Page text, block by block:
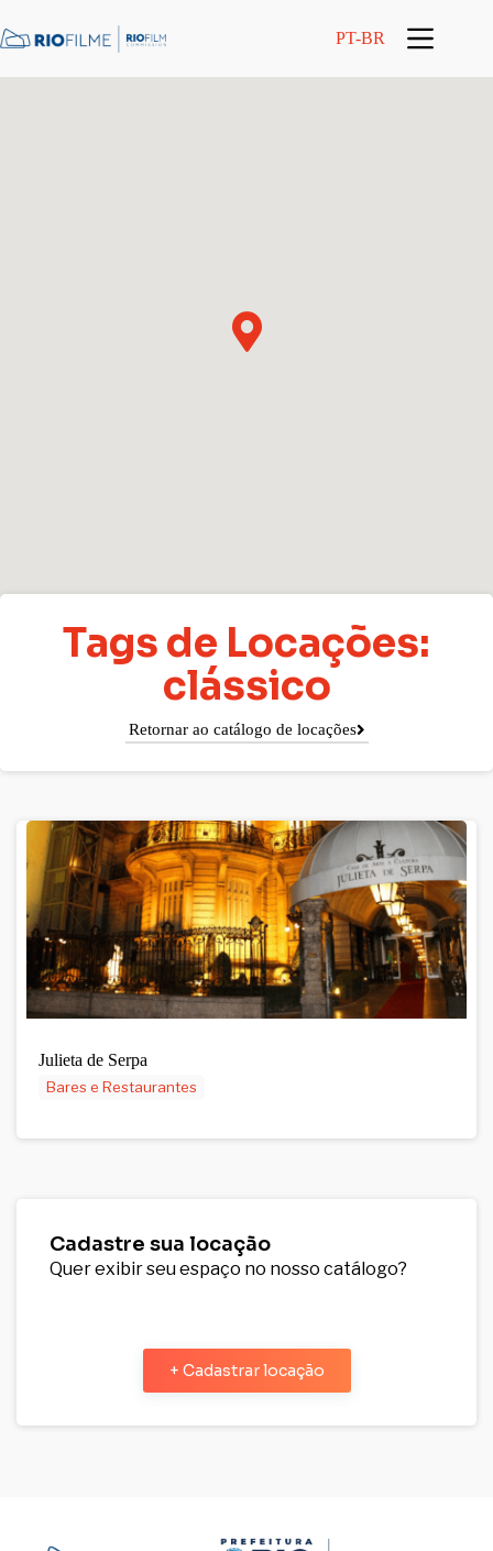
PT-BR
Tags de Locações:
clássico
Retornar ao catálogo de locações
Julieta de Serpa
Bares e Restaurantes
Cadastre sua locação
Quer exibir seu espaço no nosso catálogo?
+ Cadastrar locação